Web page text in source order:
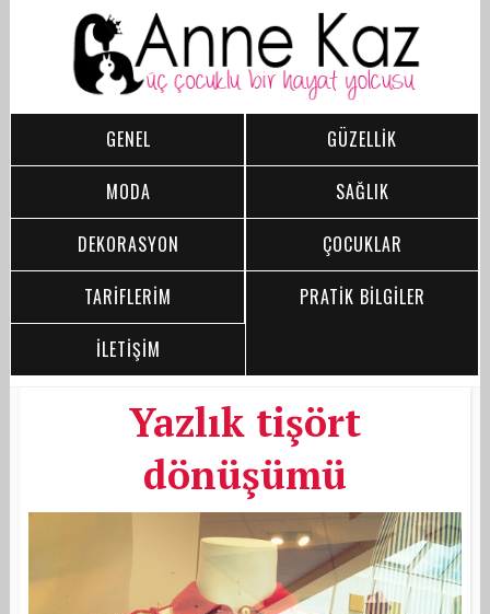
GENEL
GÜZELLİK
MODA
SAĞLIK
DEKORASYON
ÇOCUKLAR
TARİFLERİM
PRATİK BİLGİLER
İLETİŞİM
Yazlık tişört
dönüşümü